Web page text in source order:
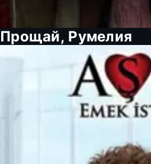
Прощай, Румелия